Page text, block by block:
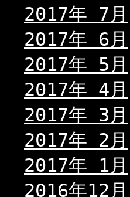
2017年 7月
2017年 6月
2017年 5月
2017年 4月
2017年 3月
2017年 2月
2017年 1月
2016年12月